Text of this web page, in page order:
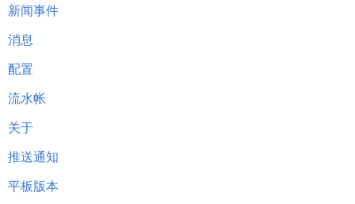
新闻事件
消息
配置
流水帐
关于
推送通知
平板版本